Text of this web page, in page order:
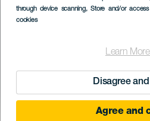
through device scanning, Store and/or
cookies
Learn
Disagree
Agree and